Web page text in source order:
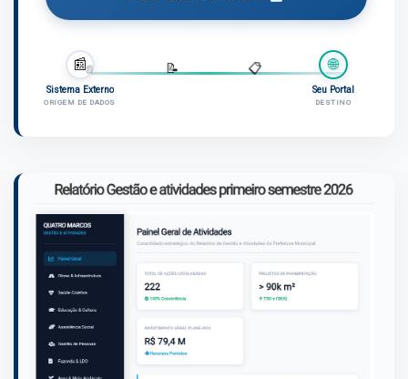
📰
Sistema Externo
ORIGEM DE DADOS
📄
📋 📝
📄 🌐
Seu Portal
DESTINO